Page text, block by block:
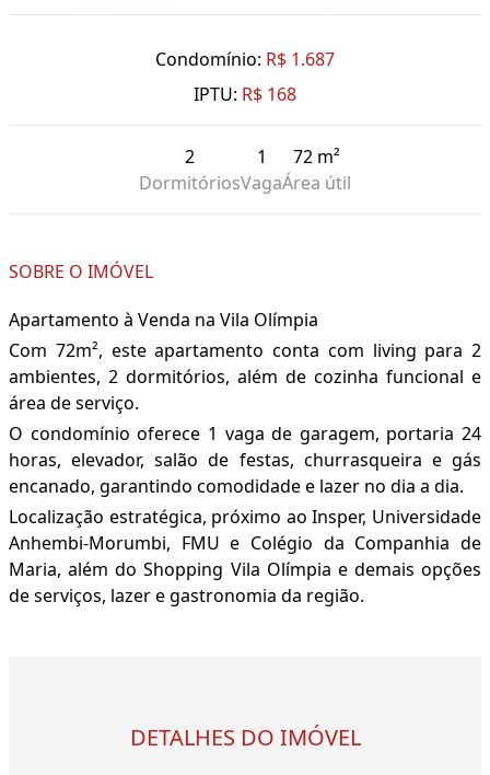
Condomínio: R$ 1.687
IPTU: R$ 168
2
Dormitórios
1
Vaga
72 m²
Área útil
SOBRE O IMÓVEL
Apartamento à Venda na Vila Olímpia
Com 72m², este apartamento conta com living para 2
ambientes, 2 dormitórios, além de cozinha funcional e
área de serviço.
O condomínio oferece 1 vaga de garagem, portaria 24
horas, elevador, salão de festas, churrasqueira e gás
encanado, garantindo comodidade e lazer no dia a dia.
Localização estratégica, próximo ao Insper, Universidade
Anhembi-Morumbi, FMU e Colégio da Companhia de
Maria, além do Shopping Vila Olímpia e demais opções
de serviços, lazer e gastronomia da região.
DETALHES DO IMÓVEL